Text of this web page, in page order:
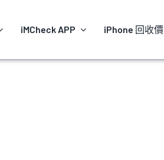
iMCheck APP iPhone 回收價